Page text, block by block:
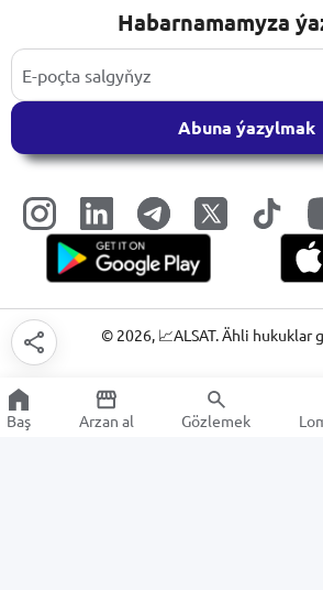
Habarnamamyza
Abuna ýazylmak
© 2026, 📈ALSAT. Ähli hukuklar
Baş Arzan al Gözlemek